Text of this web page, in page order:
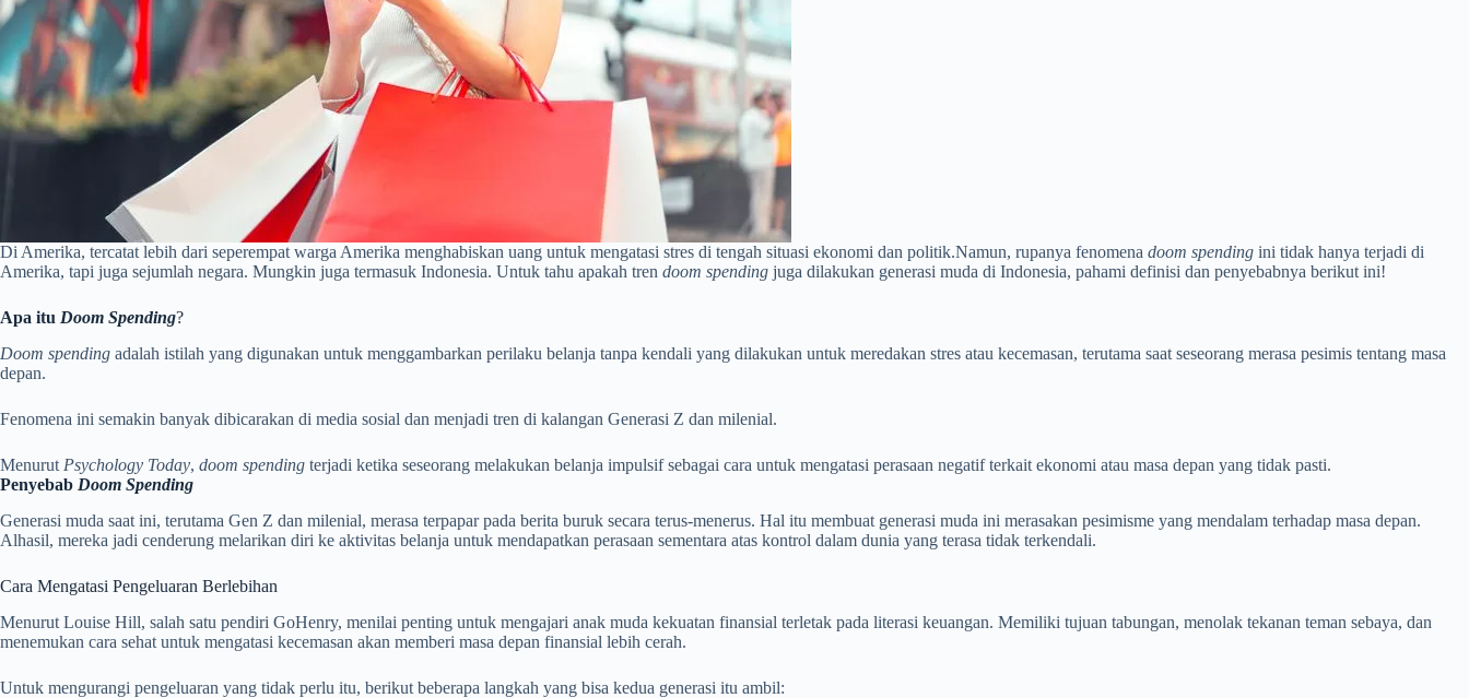
Di Amerika, tercatat lebih dari seperempat warga Amerika menghabiskan uang untuk mengatasi stres di tengah situasi ekonomi dan politik.Namun, rupanya fenomena doom spending ini tidak hanya terjadi di
Amerika, tapi juga sejumlah negara. Mungkin juga termasuk Indonesia. Untuk tahu apakah tren doom spending juga dilakukan generasi muda di Indonesia, pahami definisi dan penyebabnya berikut ini!
Apa itu Doom Spending?
Doom spending adalah istilah yang digunakan untuk menggambarkan perilaku belanja tanpa kendali yang dilakukan untuk meredakan stres atau kecemasan, terutama saat seseorang merasa pesimis tentang masa
depan.
Fenomena ini semakin banyak dibicarakan di media sosial dan menjadi tren di kalangan Generasi Z dan milenial.
Menurut Psychology Today, doom spending terjadi ketika seseorang melakukan belanja impulsif sebagai cara untuk mengatasi perasaan negatif terkait ekonomi atau masa depan yang tidak pasti.
Penyebab Doom Spending
Generasi muda saat ini, terutama Gen Z dan milenial, merasa terpapar pada berita buruk secara terus-menerus. Hal itu membuat generasi muda ini merasakan pesimisme yang mendalam terhadap masa depan.
Alhasil, mereka jadi cenderung melarikan diri ke aktivitas belanja untuk mendapatkan perasaan sementara atas kontrol dalam dunia yang terasa tidak terkendali.
Cara Mengatasi Pengeluaran Berlebihan
Menurut Louise Hill, salah satu pendiri GoHenry, menilai penting untuk mengajari anak muda kekuatan finansial terletak pada literasi keuangan. Memiliki tujuan tabungan, menolak tekanan teman sebaya, dan
menemukan cara sehat untuk mengatasi kecemasan akan memberi masa depan finansial lebih cerah.
Untuk mengurangi pengeluaran yang tidak perlu itu, berikut beberapa langkah yang bisa kedua generasi itu ambil: